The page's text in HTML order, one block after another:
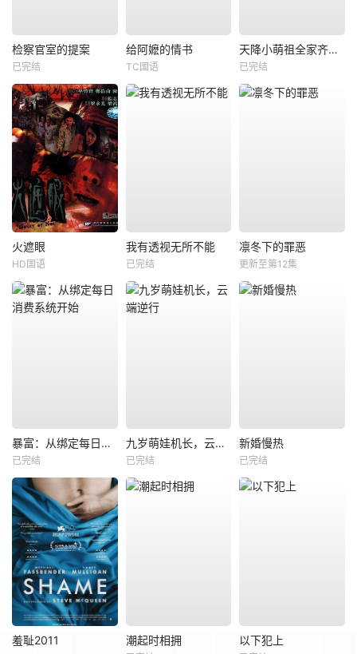
检察官室的提案
已完结
给阿嬷的情书
TC国语
天降小萌祖全家齐齐宠
已完结
火遮眼
HD国语
我有透视无所不能
已完结
凛冬下的罪恶
更新至第12集
暴富：从绑定每日消费系统开始
已完结
九岁萌娃机长，云端逆行
已完结
新婚慢热
已完结
羞耻2011 潮起时相拥 以下犯上